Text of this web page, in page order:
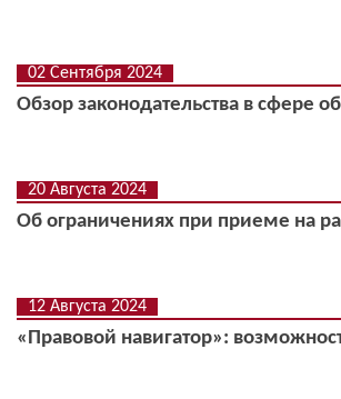
02 Сентября 2024
Обзор законодательства в сфере
20 Августа 2024
Об ограничениях при приеме на
12 Августа 2024
«Правовой навигатор»: